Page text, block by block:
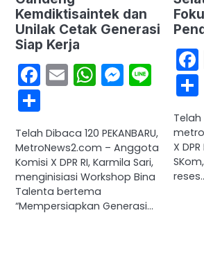
Kemdiktisaintek dan
Unilak Cetak Generasi
Siap Kerja
Facebook
Email
Line
Telah Dibaca 120 PEKANBARU,
MetroNews2.com – Anggota
Komisi X DPR RI, Karmila Sari,
menginisiasi Workshop Bina
Talenta bertema
“Mempersiapkan Generasi…
X